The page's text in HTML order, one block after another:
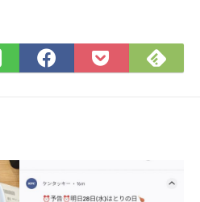
LINE
で
Facebook
で
Pocket
に
で